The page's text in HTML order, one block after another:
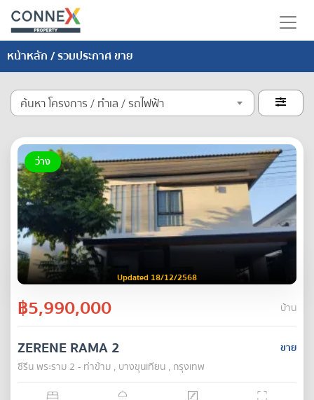
หน้าหลัก/ รวมประกาศ ขาย
ค้นหา โครงการ / ทำเล / รถไฟฟ้า 
ว่าง
Updated 18/12/2568
฿5,990,000 บ้าน
ขาย
ZERENE RAMA 2
ซีรีน พระราม 2 - ท่าข้าม , บางขุนเทียน , กรุงเทพ